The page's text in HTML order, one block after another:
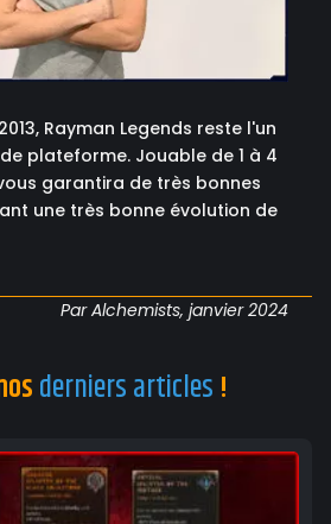
Rayman Legends reste l'un
plateforme. Jouable de 1 à 4
garantira de très bonnes
une très bonne évolution de
Par Alchemists, janvier 2024
derniers articles !